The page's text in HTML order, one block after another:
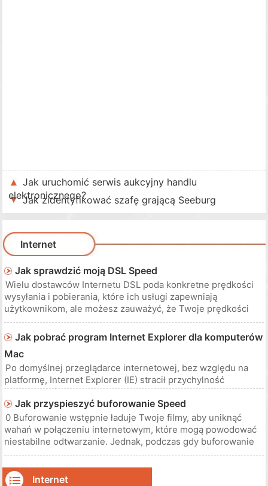
Jak uruchomić serwis aukcyjny handlu
elektronicznego?
Jak zidentyfikować szafę grającą Seeburg
Internet
Jak sprawdzić moją DSL Speed
Wielu dostawców Internetu DSL poda konkretne prędkości
wysyłania i pobierania, które ich usługi zapewniają
użytkownikom, ale możesz zauważyć, że Twoje prędkości
wydają się różnić. Szybkość, z jaką komputer przesyła lub
pobiera informacje, może się znacznie różnić, w zależności
od tego, ilu innych uż
Jak pobrać program Internet Explorer dla komputerów
Mac
Po domyślnej przeglądarce internetowej, bez względu na
platformę, Internet Explorer (IE) stracił przychylność
użytkowników Mac, ponieważ mają tendencję do korzystania
z przeglądarki Apple Safari lub Mozilla Firefox. Aby jeszcze
bardziej skomplikować sprawy, Microsoft podjął niepopularną
decyzję o za
Jak przyspieszyć buforowanie Speed
0 Buforowanie wstępnie ładuje Twoje filmy, aby uniknąć
wahań w połączeniu internetowym, które mogą powodować
niestabilne odtwarzanie. Jednak, podczas gdy buforowanie
ma na celu pomóc w płynnym odtwarzaniu, czasami jest to
problem uniemożliwiający płynne wyświetlanie. Problem
prawdopodobnie leży w t
Internet